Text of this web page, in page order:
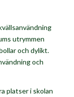
utrymmen
och dylikt.
och
platser i skolan